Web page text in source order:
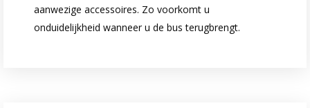
aanwezige accessoires. Zo voorkomt u
onduidelijkheid wanneer u de bus terugbrengt.